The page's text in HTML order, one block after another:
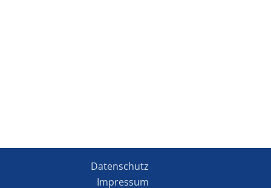
Datenschutz
Impressum